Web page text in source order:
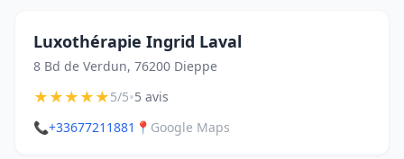
Luxothérapie Ingrid Laval
8 Bd de Verdun, 76200 Dieppe
★★★★★5/5•5 avis
📞+33677211881 📍 Google Maps